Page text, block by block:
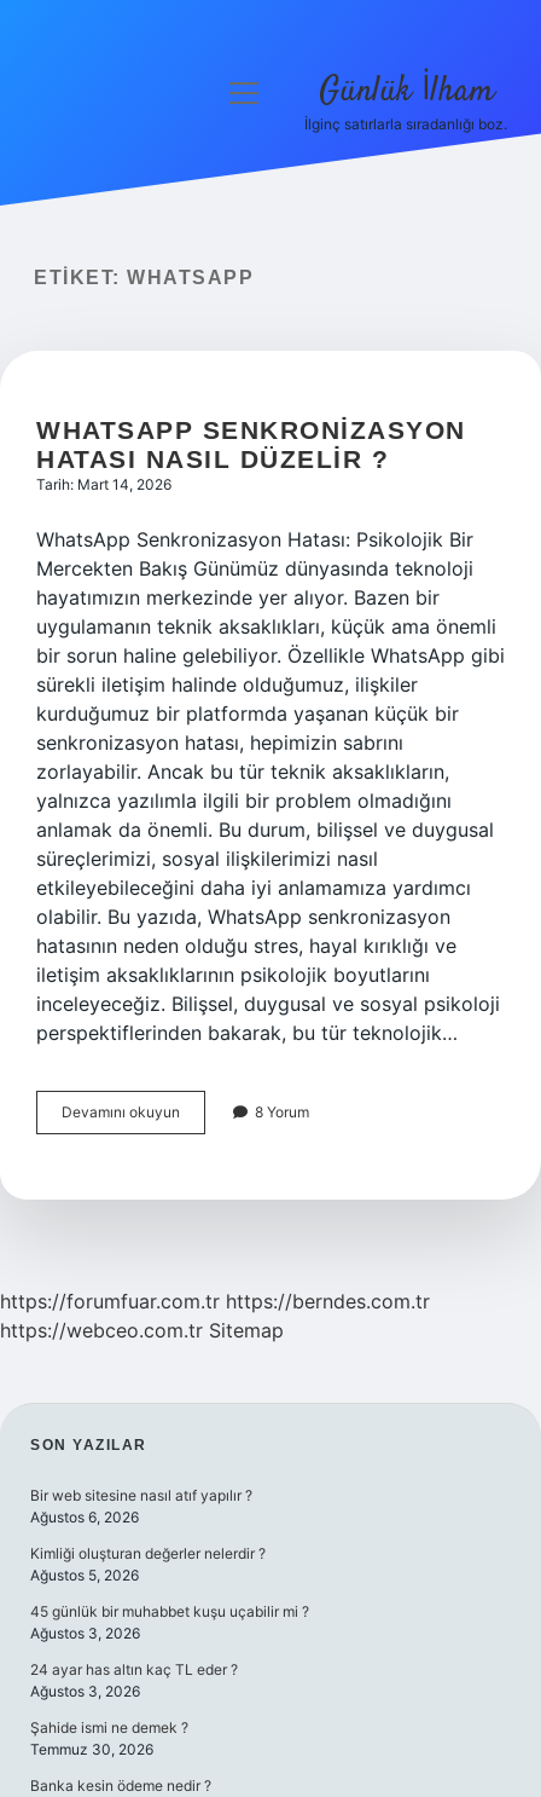
Yasal Uyarı
menüyü
Günlük İlham
İlginç satırlarla sıradanlığı boz.
ETIKET: WHATSAPP
WHATSAPP SENKRONIZASYON
HATASI NASIL DÜZELIR ?
Tarih: Mart 14, 2026
WhatsApp Senkronizasyon Hatası: Psikolojik Bir
Mercekten Bakış Günümüz dünyasında teknoloji
hayatımızın merkezinde yer alıyor. Bazen bir
uygulamanın teknik aksaklıkları, küçük ama önemli
bir sorun haline gelebiliyor. Özellikle WhatsApp gibi
sürekli iletişim halinde olduğumuz, ilişkiler
kurduğumuz bir platformda yaşanan küçük bir
senkronizasyon hatası, hepimizin sabrını
zorlayabilir. Ancak bu tür teknik aksaklıkların,
yalnızca yazılımla ilgili bir problem olmadığını
anlamak da önemli. Bu durum, bilişsel ve duygusal
süreçlerimizi, sosyal ilişkilerimizi nasıl
etkileyebileceğini daha iyi anlamamıza yardımcı
olabilir. Bu yazıda, WhatsApp senkronizasyon
hatasının neden olduğu stres, hayal kırıklığı ve
iletişim aksaklıklarının psikolojik boyutlarını
inceleyeceğiz. Bilişsel, duygusal ve sosyal psikoloji
perspektiflerinden bakarak, bu tür teknolojik…
Devamını okuyun WhatsApp
senkronizasyon
düzelir
8 Yorum
https://forumfuar.com.tr https://berndes.com.tr
https://webceo.com.tr Sitemap
SIDEBAR
SON YAZILAR
Bir web sitesine nasıl atıf yapılır ?
Ağustos 6, 2026
Kimliği oluşturan değerler nelerdir ?
Ağustos 5, 2026
45 günlük bir muhabbet kuşu uçabilir mi ?
Ağustos 3, 2026
24 ayar has altın kaç TL eder ?
Ağustos 3, 2026
Şahide ismi ne demek ?
Temmuz 30, 2026
Banka kesin ödeme nedir ?